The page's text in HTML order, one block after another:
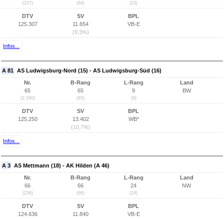
(237) (64) (23)
DTV
125.307
SV
11.654
(9,3%)
BPL
VB-E
Infos...
A 81 AS Ludwigsburg-Nord (15) - AS Ludwigsburg-Süd (16)
Nr.
65
(2.160)
B-Rang
65
(65)
L-Rang
9
(9)
Land
BW
DTV
125.250
SV
13.402
(10,7%)
BPL
WB*
Infos...
A 3 AS Mettmann (18) - AK Hilden (A 46)
Nr.
66
(236)
B-Rang
66
(66)
L-Rang
24
(24)
Land
NW
DTV
124.636
SV
11.840
BPL
VB-E